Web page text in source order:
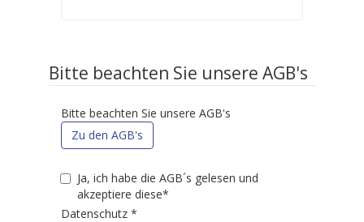
Bitte beachten Sie unsere AGB's
Bitte beachten Sie unsere AGB's
Zu den AGB's
Ja, ich habe die AGB´s gelesen und
akzeptiere diese*
Datenschutz *